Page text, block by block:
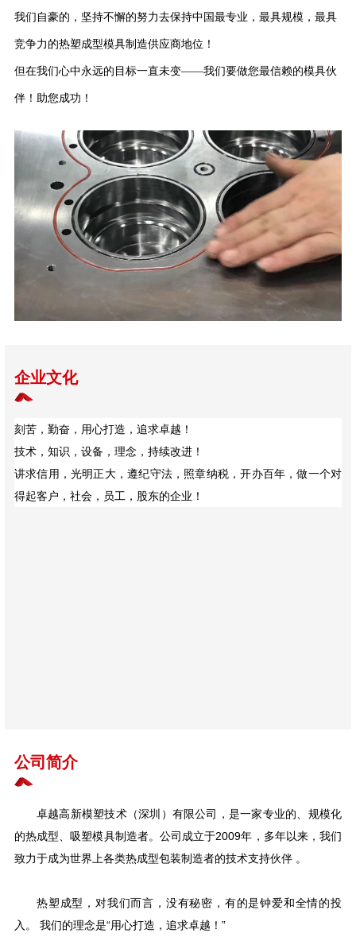
我们自豪的，坚持不懈的努力去保持中国最专业，最具规模，最具
竞争力的热塑成型模具制造供应商地位！
但在我们心中永远的目标一直未变——我们要做您最信赖的模具伙
伴！助您成功！
企业文化
刻苦，勤奋，用心打造，追求卓越！
技术，知识，设备，理念，持续改进！
讲求信用，光明正大，遵纪守法，照章纳税，开办百年，做一个对
得起客户，社会，员工，股东的企业！
公司简介
卓越高新模塑技术（深圳）有限公司，是一家专业的、规模化
的热成型、吸塑模具制造者。公司成立于2009年，多年以来，我们
致力于成为世界上各类热成型包装制造者的技术支持伙伴 。
热塑成型，对我们而言，没有秘密，有的是钟爱和全情的投
入。 我们的理念是“用心打造，追求卓越！”